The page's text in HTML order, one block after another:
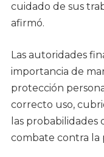
cuidado de sus
afirmó.
Las autoridades
importancia de
protección
correcto uso,
las probabilidades
combate contra la